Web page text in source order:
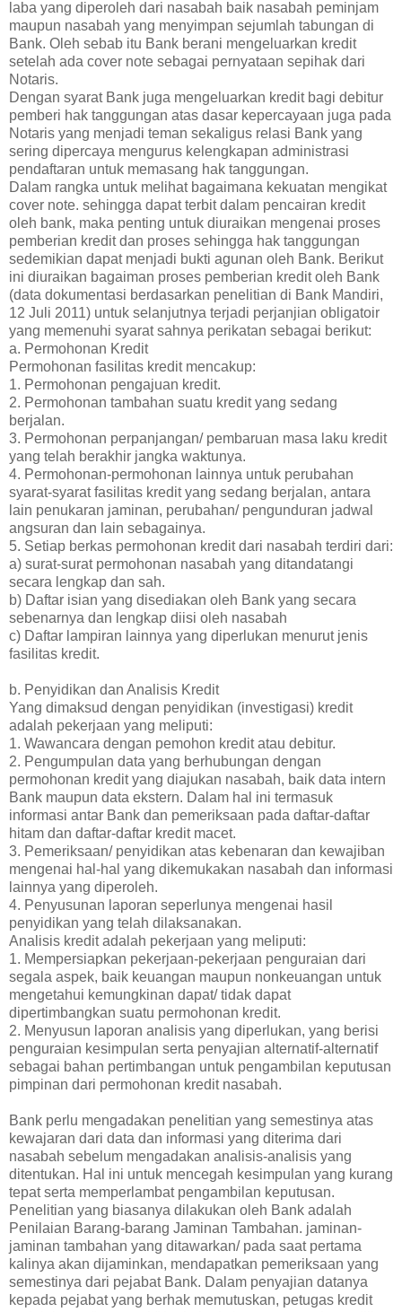
laba yang diperoleh dari nasabah baik nasabah peminjam
maupun nasabah yang menyimpan sejumlah tabungan di
Bank. Oleh sebab itu Bank berani mengeluarkan kredit
setelah ada cover note sebagai pernyataan sepihak dari
Notaris.
Dengan syarat Bank juga mengeluarkan kredit bagi debitur
pemberi hak tanggungan atas dasar kepercayaan juga pada
Notaris yang menjadi teman sekaligus relasi Bank yang
sering dipercaya mengurus kelengkapan administrasi
pendaftaran untuk memasang hak tanggungan.
Dalam rangka untuk melihat bagaimana kekuatan mengikat
cover note. sehingga dapat terbit dalam pencairan kredit
oleh bank, maka penting untuk diuraikan mengenai proses
pemberian kredit dan proses sehingga hak tanggungan
sedemikian dapat menjadi bukti agunan oleh Bank. Berikut
ini diuraikan bagaiman proses pemberian kredit oleh Bank
(data dokumentasi berdasarkan penelitian di Bank Mandiri,
12 Juli 2011) untuk selanjutnya terjadi perjanjian obligatoir
yang memenuhi syarat sahnya perikatan sebagai berikut:
a. Permohonan Kredit
Permohonan fasilitas kredit mencakup:
1. Permohonan pengajuan kredit.
2. Permohonan tambahan suatu kredit yang sedang
berjalan.
3. Permohonan perpanjangan/ pembaruan masa laku kredit
yang telah berakhir jangka waktunya.
4. Permohonan-permohonan lainnya untuk perubahan
syarat-syarat fasilitas kredit yang sedang berjalan, antara
lain penukaran jaminan, perubahan/ pengunduran jadwal
angsuran dan lain sebagainya.
5. Setiap berkas permohonan kredit dari nasabah terdiri dari:
a) surat-surat permohonan nasabah yang ditandatangi
secara lengkap dan sah.
b) Daftar isian yang disediakan oleh Bank yang secara
sebenarnya dan lengkap diisi oleh nasabah
c) Daftar lampiran lainnya yang diperlukan menurut jenis
fasilitas kredit.
b. Penyidikan dan Analisis Kredit
Yang dimaksud dengan penyidikan (investigasi) kredit
adalah pekerjaan yang meliputi:
1. Wawancara dengan pemohon kredit atau debitur.
2. Pengumpulan data yang berhubungan dengan
permohonan kredit yang diajukan nasabah, baik data intern
Bank maupun data ekstern. Dalam hal ini termasuk
informasi antar Bank dan pemeriksaan pada daftar-daftar
hitam dan daftar-daftar kredit macet.
3. Pemeriksaan/ penyidikan atas kebenaran dan kewajiban
mengenai hal-hal yang dikemukakan nasabah dan informasi
lainnya yang diperoleh.
4. Penyusunan laporan seperlunya mengenai hasil
penyidikan yang telah dilaksanakan.
Analisis kredit adalah pekerjaan yang meliputi:
1. Mempersiapkan pekerjaan-pekerjaan penguraian dari
segala aspek, baik keuangan maupun nonkeuangan untuk
mengetahui kemungkinan dapat/ tidak dapat
dipertimbangkan suatu permohonan kredit.
2. Menyusun laporan analisis yang diperlukan, yang berisi
penguraian kesimpulan serta penyajian alternatif-alternatif
sebagai bahan pertimbangan untuk pengambilan keputusan
pimpinan dari permohonan kredit nasabah.
Bank perlu mengadakan penelitian yang semestinya atas
kewajaran dari data dan informasi yang diterima dari
nasabah sebelum mengadakan analisis-analisis yang
ditentukan. Hal ini untuk mencegah kesimpulan yang kurang
tepat serta memperlambat pengambilan keputusan.
Penelitian yang biasanya dilakukan oleh Bank adalah
Penilaian Barang-barang Jaminan Tambahan. jaminan-
jaminan tambahan yang ditawarkan/ pada saat pertama
kalinya akan dijaminkan, mendapatkan pemeriksaan yang
semestinya dari pejabat Bank. Dalam penyajian datanya
kepada pejabat yang berhak memutuskan, petugas kredit